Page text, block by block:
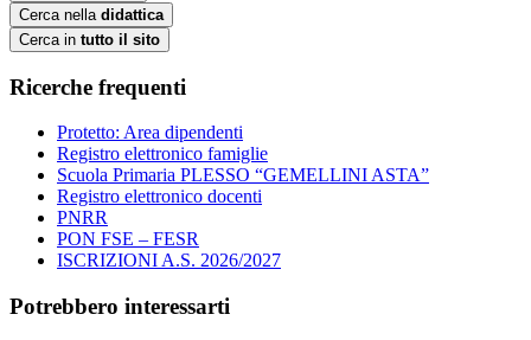
Cerca nella didattica
Cerca in tutto il sito
Ricerche frequenti
Protetto: Area dipendenti
Registro elettronico famiglie
Scuola Primaria PLESSO “GEMELLINI ASTA”
Registro elettronico docenti
PNRR
PON FSE – FESR
ISCRIZIONI A.S. 2026/2027
Potrebbero interessarti